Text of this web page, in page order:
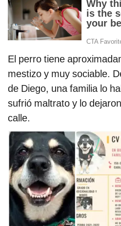
El perro tiene
mestizo y muy sociable.
de Diego, una familia lo
sufrió maltrato y lo
calle.